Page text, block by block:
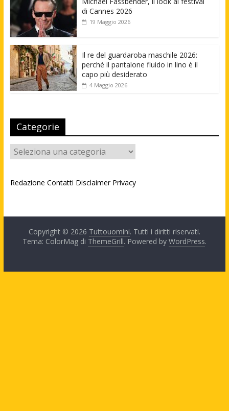
di Cannes 2026
19 Maggio 2026
Il re del guardaroba maschile 2026:
perché il pantalone fluido in lino è il
capo più desiderato
4 Maggio 2026
Categorie
Categorie
Redazione Contatti Disclaimer Privacy
Copyright © 2026 Tuttouomini. Tutti i diritti riservati.
Tema: ColorMag di ThemeGrill. Powered by WordPress.